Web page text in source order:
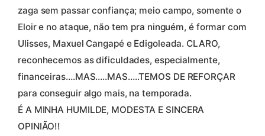
zaga sem passar confiança; meio campo, somente o
Eloir e no ataque, não tem pra ninguém, é formar com
Ulisses, Maxuel Cangapé e Edigoleada. CLARO,
reconhecemos as dificuldades, especialmente,
financeiras….MAS…..MAS…..TEMOS DE REFORÇAR
para conseguir algo mais, na temporada.
É A MINHA HUMILDE, MODESTA E SINCERA
OPINIÃO!!